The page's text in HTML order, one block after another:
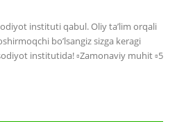
instituti qabul. Oliy ta’lim orqali
bo’lsangiz sizga keragi
institutida! ▫️Zamonaviy muhit ▫️5